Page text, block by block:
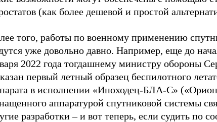
(как более дешевой и простой
того, работы по военному применению
уже довольно давно. Например, еще до
2022 года тогдашнему министру обороны
первый летный образец беспилотного
в исполнении «Иноходец-БЛА-С»
аппаратурой спутниковой системы
разработки – и вот теперь, если судить по